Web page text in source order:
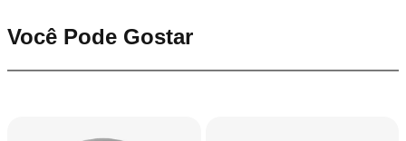
Você Pode Gostar